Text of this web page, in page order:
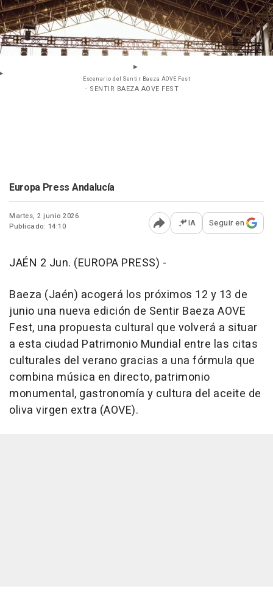
Escenario del Sentir Baeza AOVE Fest
- SENTIR BAEZA AOVE FEST
Europa Press Andalucía
Martes, 2 junio 2026
Publicado: 14:10
Abrir opciones para
IA Seguir en
JAÉN 2 Jun. (EUROPA PRESS) -
Baeza (Jaén) acogerá los próximos 12 y 13 de
junio una nueva edición de Sentir Baeza AOVE
Fest, una propuesta cultural que volverá a situar
a esta ciudad Patrimonio Mundial entre las citas
culturales del verano gracias a una fórmula que
combina música en directo, patrimonio
monumental, gastronomía y cultura del aceite de
oliva virgen extra (AOVE).